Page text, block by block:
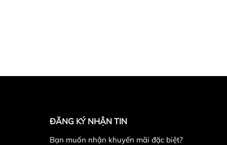
ĐĂNG KÝ NHẬN TIN
Bạn muốn nhận khuyến mãi đặc biệt?